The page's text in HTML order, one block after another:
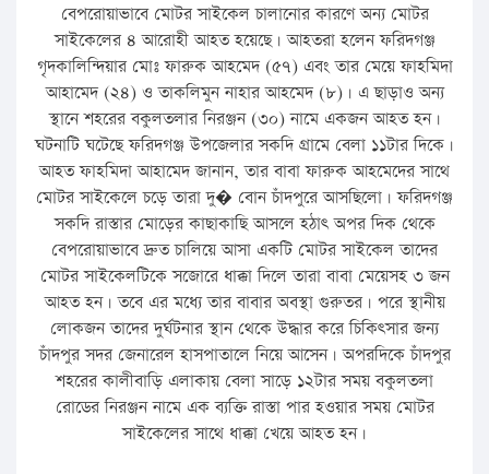
বেপরোয়াভাবে মোটর সাইকেল চালানোর কারণে অন্য মোটর
সাইকেলের ৪ আরোহী আহত হয়েছে। আহতরা হলেন ফরিদগঞ্জ
গৃদকালিন্দিয়ার মোঃ ফারুক আহমেদ (৫৭) এবং তার মেয়ে ফাহমিদা
আহামেদ (২৪) ও তাকলিমুন নাহার আহমেদ (৮)। এ ছাড়াও অন্য
স্থানে শহরের বকুলতলার নিরঞ্জন (৩০) নামে একজন আহত হন।
ঘটনাটি ঘটেছে ফরিদগঞ্জ উপজেলার সকদি গ্রামে বেলা ১১টার দিকে।
আহত ফাহমিদা আহামেদ জানান, তার বাবা ফারুক আহমেদের সাথে
মোটর সাইকেলে চড়ে তারা দু� বোন চাঁদপুরে আসছিলো। ফরিদগঞ্জ
সকদি রাস্তার মোড়ের কাছাকাছি আসলে হঠাৎ অপর দিক থেকে
বেপরোয়াভাবে দ্রুত চালিয়ে আসা একটি মোটর সাইকেল তাদের
মোটর সাইকেলটিকে সজোরে ধাক্কা দিলে তারা বাবা মেয়েসহ ৩ জন
আহত হন। তবে এর মধ্যে তার বাবার অবস্থা গুরুতর। পরে স্থানীয়
লোকজন তাদের দুর্ঘটনার স্থান থেকে উদ্ধার করে চিকিৎসার জন্য
চাঁদপুর সদর জেনারেল হাসপাতালে নিয়ে আসেন। অপরদিকে চাঁদপুর
শহরের কালীবাড়ি এলাকায় বেলা সাড়ে ১২টার সময় বকুলতলা
রোডের নিরঞ্জন নামে এক ব্যক্তি রাস্তা পার হওয়ার সময় মোটর
সাইকেলের সাথে ধাক্কা খেয়ে আহত হন।